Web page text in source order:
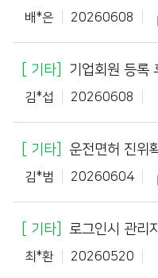
배*은 20260608
기타 기업회원 등록
김*섭 20260608
기타 운전면허 진위
김*범 20260604
기타 로그인시 관리
최*환 20260520